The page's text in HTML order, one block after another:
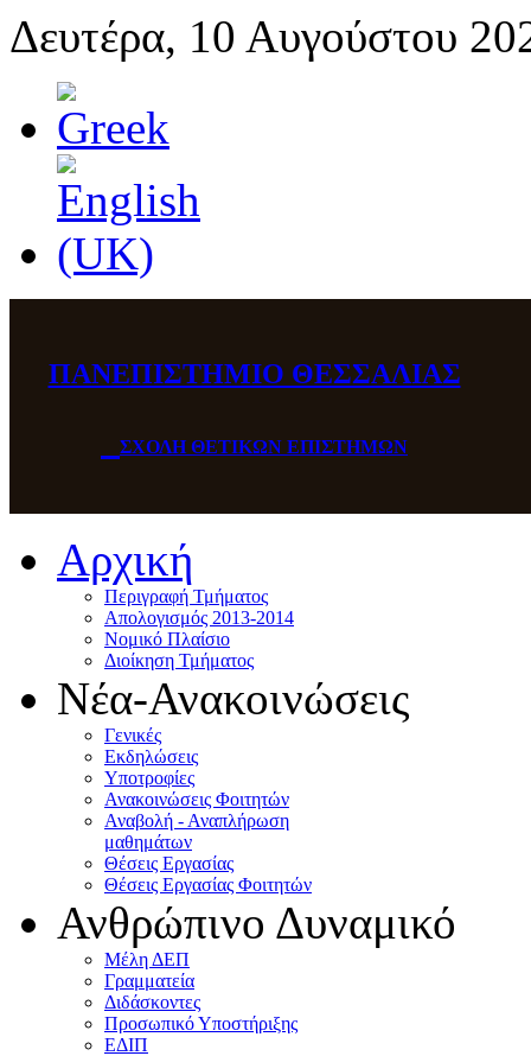
Δευτέρα, 10 Αυγούστου
ΠΑΝΕΠΙΣΤΗΜΙΟ ΘΕΣΣΑΛΙΑΣ
ΣΧΟΛΗ ΘΕΤΙΚΩΝ ΕΠΙΣΤΗΜΩΝ
Αρχική
Περιγραφή Τμήματος
Απολογισμός 2013-2014
Νομικό Πλαίσιο
Διοίκηση Τμήματος
Νέα-Ανακοινώσεις
Γενικές
Εκδηλώσεις
Υποτροφίες
Ανακοινώσεις Φοιτητών
Αναβολή - Αναπλήρωση
μαθημάτων
Θέσεις Εργασίας
Θέσεις Εργασίας Φοιτητών
Ανθρώπινο Δυναμικό
Μέλη ΔΕΠ
Γραμματεία
Διδάσκοντες
Προσωπικό Υποστήριξης
ΕΔΙΠ